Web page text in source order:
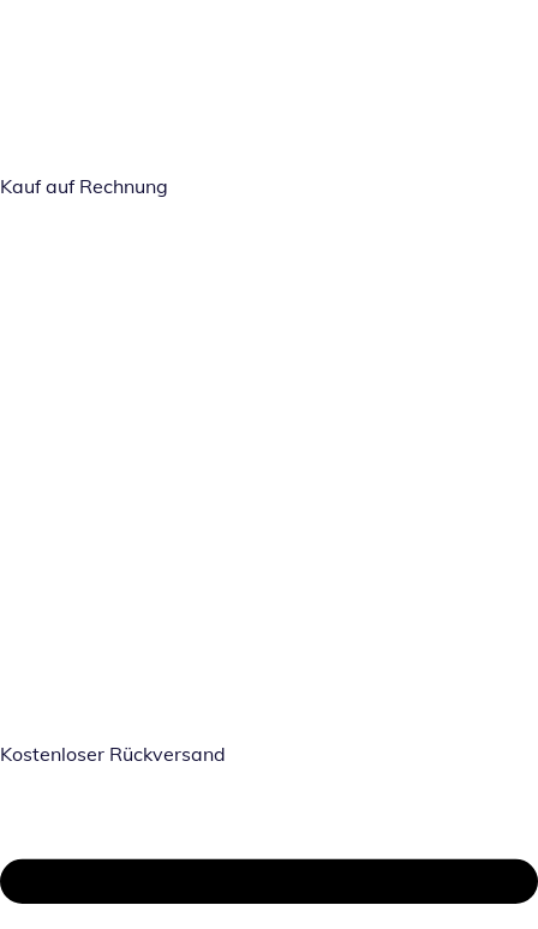
Kauf auf Rechnung
Kostenloser Rückversand